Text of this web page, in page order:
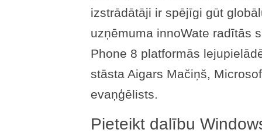
izstrādātāji ir spējīgi gūt
uzņēmuma innoWate radītās
Phone 8 platformās
stāsta Aigars Mačiņš,
evaņģēlists.
Pieteikt dalību